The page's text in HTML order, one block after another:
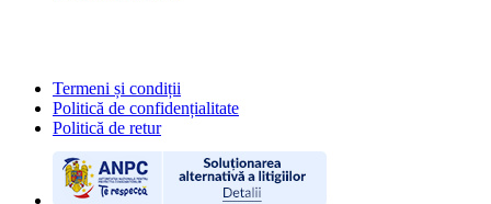
Termeni și condiții
Politică de confidențialitate
Politică de retur